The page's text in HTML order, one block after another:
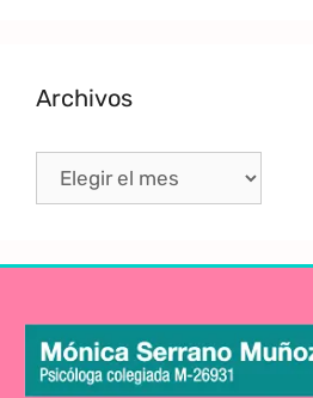
Archivos